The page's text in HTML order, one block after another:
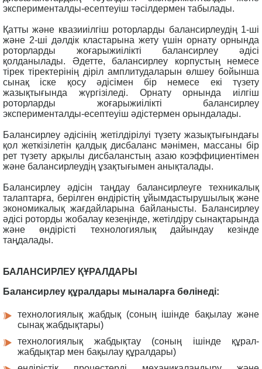
эксперименталды-есептеуіш тәсілдермен табылады.
Қатты және квазииілгіш роторларды балансирлеудің 1-ші
және 2-ші дәлдік кластарына жету үшін орнату орнында
роторларды жоғарыжиілікті балансирлеу әдісі
қолданылады. Әдетте, балансирлеу корпустың немесе
тірек тіректерінің діріл амплитудаларын өлшеу бойынша
сынақ іске қосу әдісімен бір немесе екі түзету
жазықтығында жүргізіледі. Орнату орнында иілгіш
роторларды жоғарыжиілікті балансирлеу
эксперименталды-есептеуіш әдістермен орындалады.
Балансирлеу әдісінің жетілдірілуі түзету жазықтығындағы
қол жеткізілетін қалдық дисбаланс мәнімен, массаны бір
рет түзету арқылы дисбаланстың азаю коэффициентімен
және балансирлеудің ұзақтығымен анықталады.
Балансирлеу әдісін таңдау балансирлеуге техникалық
талаптарға, берілген өндірістің ұйымдастырушылық және
экономикалық жағдайларына байланысты. Балансирлеу
әдісі роторды жобалау кезеңінде, жетілдіру сынақтарында
және өндірісті технологиялық дайындау кезінде
таңдалады.
БАЛАНСИРЛЕУ ҚҰРАЛДАРЫ
Балансирлеу құралдары мыналарға бөлінеді:
технологиялық жабдық (соның ішінде бақылау және
сынақ жабдықтары)
технологиялық жабдықтау (соның ішінде құрал-
жабдықтар мен бақылау құралдары)